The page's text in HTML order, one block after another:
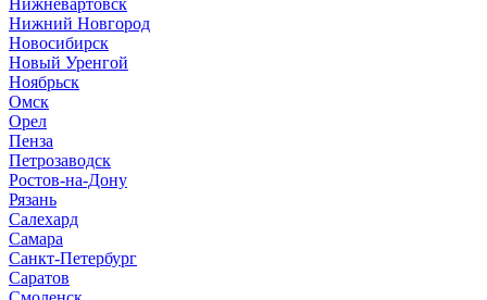
Нижневартовск
Нижний Новгород
Новосибирск
Новый Уренгой
Ноябрьск
Омск
Орел
Пенза
Петрозаводск
Ростов-на-Дону
Рязань
Салехард
Самара
Санкт-Петербург
Саратов